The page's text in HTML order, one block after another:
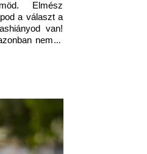
Elmész
a választ a
van!
nem itt